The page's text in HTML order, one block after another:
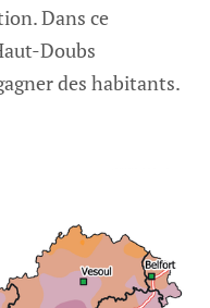
Dans ce
Doubs
des habitants.